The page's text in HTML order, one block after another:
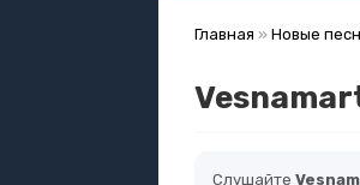
Главная » Новые
Слушайте